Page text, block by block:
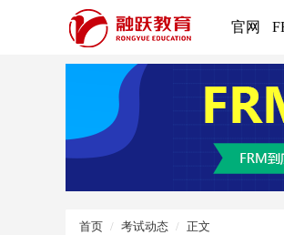
官网
首页 考试动态 正文